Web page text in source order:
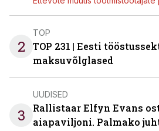
2
TOP
TOP 231 | Eesti
maksuvõlglased
3
UUDISED
Rallistaar Elfyn Evans
aiapaviljoni. Palmako